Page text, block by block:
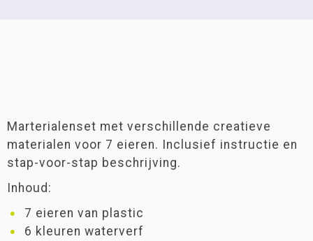
Marterialenset met verschillende creatieve
materialen voor 7 eieren. Inclusief instructie en
stap-voor-stap beschrijving.
Inhoud:
7 eieren van plastic
6 kleuren waterverf